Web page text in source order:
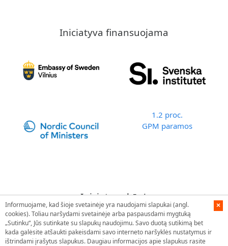
×
Informuojame, kad šioje svetainėje yra naudojami slapukai (angl.
cookies). Toliau naršydami svetainėje arba paspausdami mygtuką
„Sutinku“, Jūs sutinkate su slapukų naudojimu. Savo duotą sutikimą bet
kada galėsite atšaukti pakeisdami savo interneto naršyklės nustatymus ir
ištrindami įrašytus slapukus. Daugiau informacijos apie slapukus rasite
Iniciatyva finansuojama
1.2 proc.
GPM paramos
Iniciatyvą kūrė